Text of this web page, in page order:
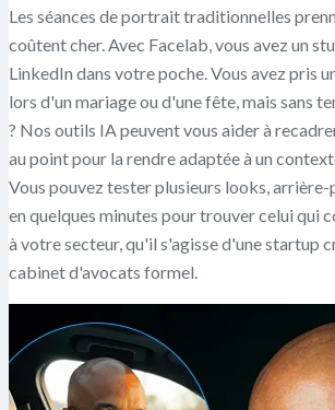
Les séances de portrait traditionnelles
coûtent cher. Avec Facelab, vous avez un
LinkedIn dans votre poche. Vous avez pris
lors d'un mariage ou d'une fête, mais sans
? Nos outils IA peuvent vous aider à
au point pour la rendre adaptée à un
Vous pouvez tester plusieurs looks, arrière-
en quelques minutes pour trouver celui qui
à votre secteur, qu'il s'agisse d'une startup
cabinet d'avocats formel.